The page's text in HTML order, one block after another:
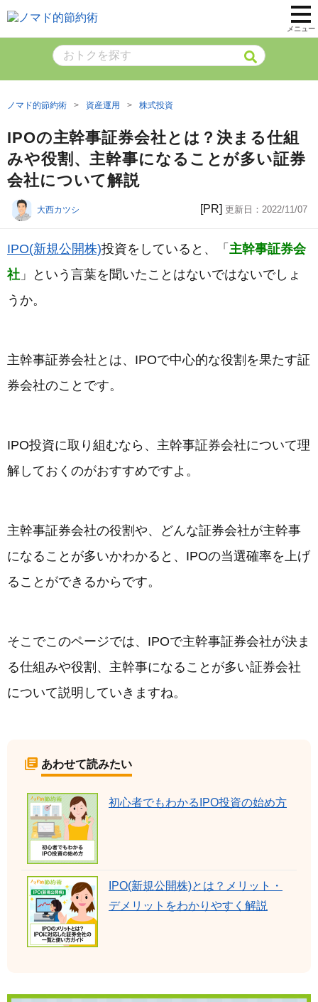
メニュー
ノマド的節約術 資産運用 株式投資
IPOの主幹事証券会社とは？決まる仕組
みや役割、主幹事になることが多い証券
会社について解説
大西カツシ [PR] 更新日： 2022/11/07
IPO(新規公開株)投資をしていると、「 主幹事証券会
社 」という言葉を聞いたことはないではないでしょ
うか。
主幹事証券会社とは、IPOで中心的な役割を果たす証
券会社のことです。
IPO投資に取り組むなら、主幹事証券会社について理
解しておくのがおすすめですよ。
主幹事証券会社の役割や、どんな証券会社が主幹事
になることが多いかわかると、IPOの当選確率を上げ
ることができるからです。
そこでこのページでは、IPOで主幹事証券会社が決ま
る仕組みや役割、主幹事になることが多い証券会社
について説明していきますね。
あわせて読みたい
初心者でもわかるIPO投資の始め方
IPO(新規公開株)とは？メリット・
デメリットをわかりやすく解説